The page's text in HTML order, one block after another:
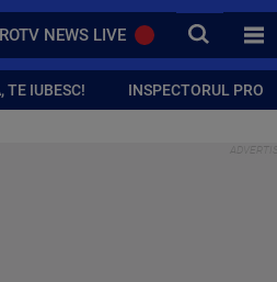
NEWS LIVE CAUTA
TE IUBESC! INSPECTORUL PRO